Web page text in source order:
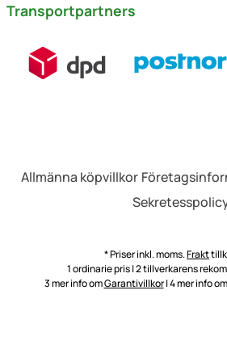
Transportpartners
Allmänna köpvillkor
* Priser inkl. moms.Frakt
1 ordinarie pris | 2 tillverkarens
3 mer info omGarantivillkor| 4 mer info om